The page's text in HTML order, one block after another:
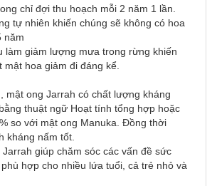
chỉ đợi thu hoạch mỗi 2 năm 1 lần.
tự nhiên khiến chúng sẽ không có hoa
năm
làm giảm lượng mưa trong rừng khiến
mật hoa giảm đi đáng kể.
mật ong Jarrah có chất lượng kháng
thuật ngữ Hoạt tính tổng hợp hoặc
so với mật ong Manuka. Đồng thời
kháng nấm tốt.
giúp chăm sóc các vấn đề sức
hợp cho nhiều lứa tuổi, cả trẻ nhỏ và